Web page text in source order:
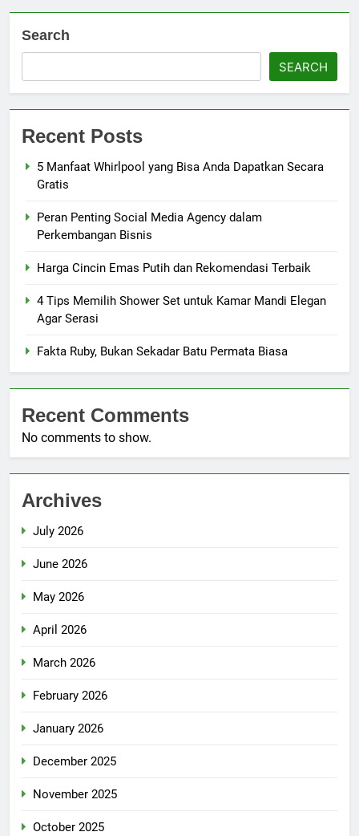
Search
SEARCH
Recent Posts
5 Manfaat Whirlpool yang Bisa Anda Dapatkan Secara
Gratis
Peran Penting Social Media Agency dalam
Perkembangan Bisnis
Harga Cincin Emas Putih dan Rekomendasi Terbaik
4 Tips Memilih Shower Set untuk Kamar Mandi Elegan
Agar Serasi
Fakta Ruby, Bukan Sekadar Batu Permata Biasa
Recent Comments
No comments to show.
Archives
July 2026
June 2026
May 2026
April 2026
March 2026
February 2026
January 2026
December 2025
November 2025
October 2025